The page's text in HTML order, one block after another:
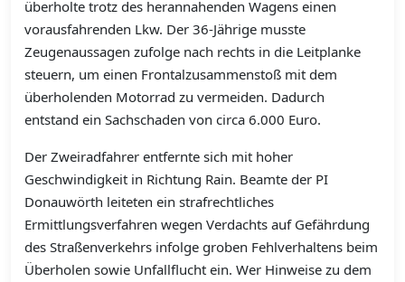
überholte trotz des herannahenden Wagens einen
vorausfahrenden Lkw. Der 36-Jährige musste
Zeugenaussagen zufolge nach rechts in die Leitplanke
steuern, um einen Frontalzusammenstoß mit dem
überholenden Motorrad zu vermeiden. Dadurch
entstand ein Sachschaden von circa 6.000 Euro.
Der Zweiradfahrer entfernte sich mit hoher
Geschwindigkeit in Richtung Rain. Beamte der PI
Donauwörth leiteten ein strafrechtliches
Ermittlungsverfahren wegen Verdachts auf Gefährdung
des Straßenverkehrs infolge groben Fehlverhaltens beim
Überholen sowie Unfallflucht ein. Wer Hinweise zu dem